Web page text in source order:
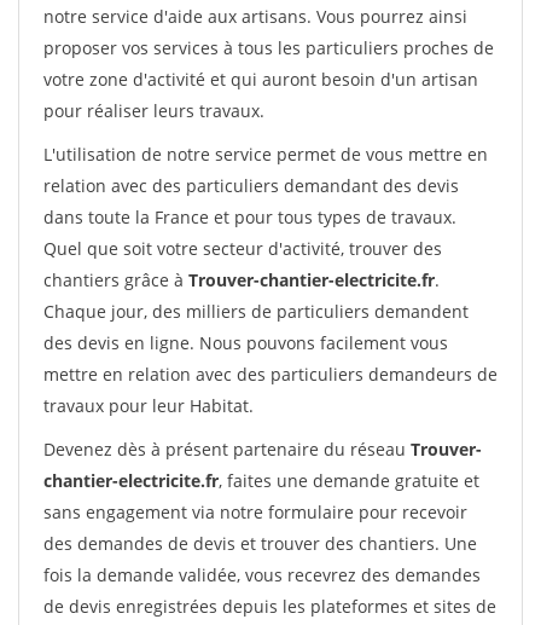
notre service d'aide aux artisans. Vous pourrez ainsi
proposer vos services à tous les particuliers proches de
votre zone d'activité et qui auront besoin d'un artisan
pour réaliser leurs travaux.
L'utilisation de notre service permet de vous mettre en
relation avec des particuliers demandant des devis
dans toute la France et pour tous types de travaux.
Quel que soit votre secteur d'activité, trouver des
chantiers grâce à Trouver-chantier-electricite.fr.
Chaque jour, des milliers de particuliers demandent
des devis en ligne. Nous pouvons facilement vous
mettre en relation avec des particuliers demandeurs de
travaux pour leur Habitat.
Devenez dès à présent partenaire du réseau Trouver-
chantier-electricite.fr, faites une demande gratuite et
sans engagement via notre formulaire pour recevoir
des demandes de devis et trouver des chantiers. Une
fois la demande validée, vous recevrez des demandes
de devis enregistrées depuis les plateformes et sites de